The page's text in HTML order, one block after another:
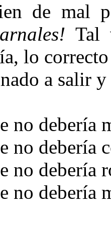
de mal
Tal
lo
a salir y
no debería
no debería
no debería
no debería